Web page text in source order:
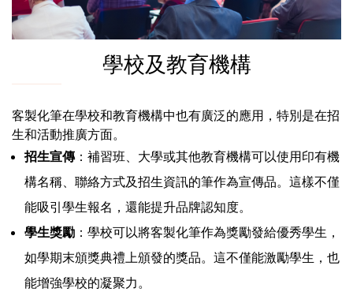
學校及教育機構
客製化筆在學校和教育機構中也有廣泛的應用，特別是在招
生和活動推廣方面。
招生宣傳：補習班、大學或其他教育機構可以使用印有機
構名稱、聯絡方式及招生資訊的筆作為宣傳品。這樣不僅
能吸引學生報名，還能提升品牌認知度。
學生獎勵 ：學校可以將客製化筆作為獎勵發給優秀學生，
如學期末頒獎典禮上頒發的獎品。這不僅能激勵學生，也
能增強學校的凝聚力。